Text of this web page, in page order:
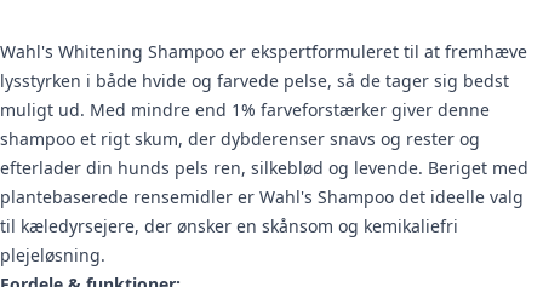
Wahl's Whitening Shampoo er ekspertformuleret til at fremhæve
lysstyrken i både hvide og farvede pelse, så de tager sig bedst
muligt ud. Med mindre end 1% farveforstærker giver denne
shampoo et rigt skum, der dybderenser snavs og rester og
efterlader din hunds pels ren, silkeblød og levende. Beriget med
plantebaserede rensemidler er Wahl's Shampoo det ideelle valg
til kæledyrsejere, der ønsker en skånsom og kemikaliefri
plejeløsning.